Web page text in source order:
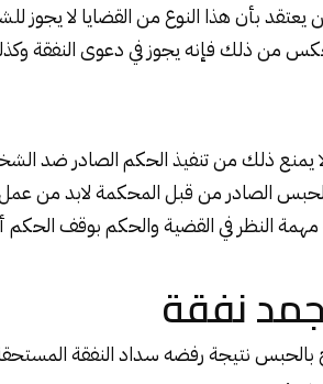
بأن هذا النوع من القضايا لا يجوز
من ذلك فإنه يجوز في دعوى النفقة
ذلك من تنفيذ الحكم الصادر ضد
الصادر من قبل المحكمة لابد من
النظر في القضية والحكم بوقف الحكم
نفقة
نتيجة رفضه سداد النفقة